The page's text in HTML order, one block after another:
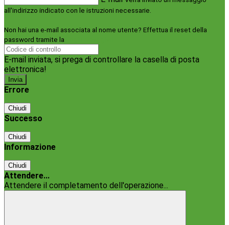
all'indirizzo indicato con le istruzioni necessarie.
Non hai una e-mail associata al nome utente? Effettua il reset della
password tramite la
E-mail inviata, si prega di controllare la casella di posta
elettronica!
Errore
Chiudi
Successo
Chiudi
Informazione
Chiudi
Attendere...
Attendere il completamento dell'operazione...